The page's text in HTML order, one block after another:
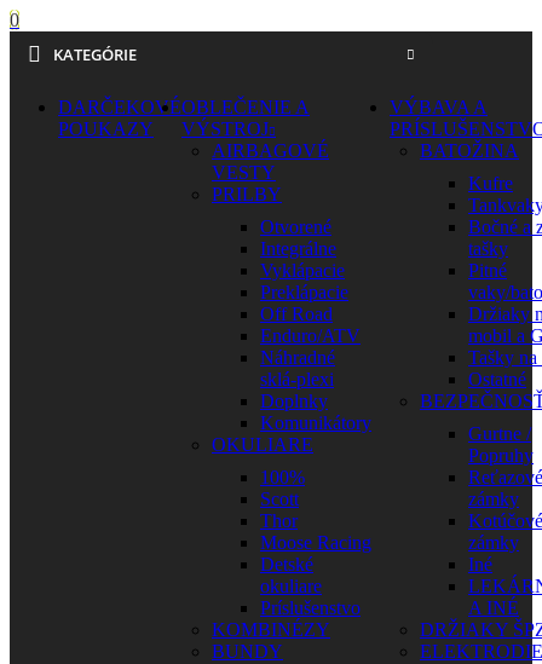
0
KATEGÓRIE
DARČEKOVÉ
POUKAZY
OBLEČENIE A
VÝSTROJ
AIRBAGOVÉ
VESTY
PRILBY
Otvorené
Integrálne
Vyklápacie
Preklápacie
Off Road
Enduro/ATV
Náhradné
sklá-plexi
Doplnky
Komunikátory
OKULIARE
100%
Scott
Thor
Moose Racing
Detské
okuliare
Príslušenstvo
KOMBINÉZY
BUNDY
VÝBAVA A
BATOŽINA
Kufre
Bočné a
tašky
Pitné
vaky/
Držiaky
mobil a
Tašky na
Ostatné
Gurtne /
Popruhy
Reťazové
zámky
Kotúčové
zámky
Iné
A INÉ
DRŽIAKY